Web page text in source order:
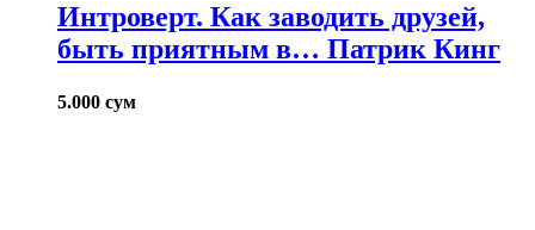
Интроверт. Как заводить друзей,
быть приятным в… Патрик Кинг
5.000 сум